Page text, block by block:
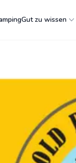
Gut zu wissen